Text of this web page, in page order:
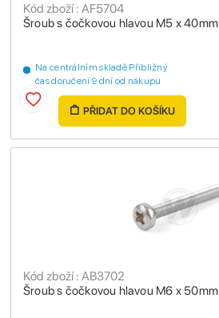
Šroub s čočkovou hlavou M5 x 40mm
Kód zboží : AF5704
Na centrálním skladě Přibližný
čas doručení 9 dní od nákupu
PŘIDAT DO KOŠÍKU
Šroub s čočkovou hlavou M6 x 50mm
Kód zboží : AB3702